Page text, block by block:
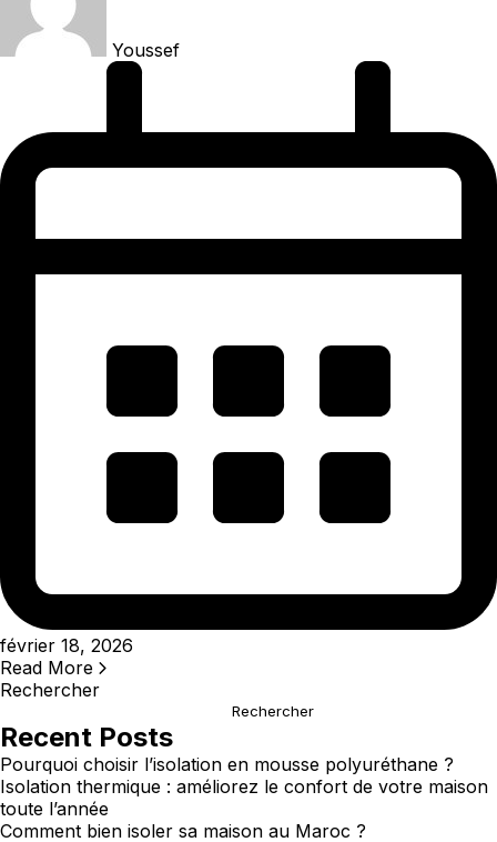
Youssef
février 18, 2026
Read More
Rechercher
Rechercher
Recent Posts
Pourquoi choisir l’isolation en mousse polyuréthane ?
Isolation thermique : améliorez le confort de votre maison
toute l’année
Comment bien isoler sa maison au Maroc ?